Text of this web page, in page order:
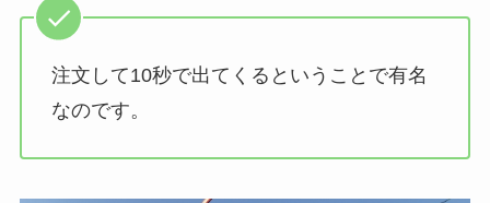
注文して10秒で出てくるということで有名
なのです。